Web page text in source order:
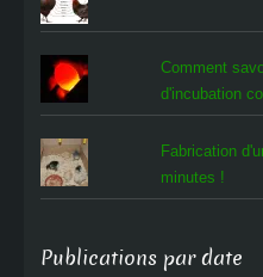
Comment
d'incubation
Fabrication
minutes !
Publications par date